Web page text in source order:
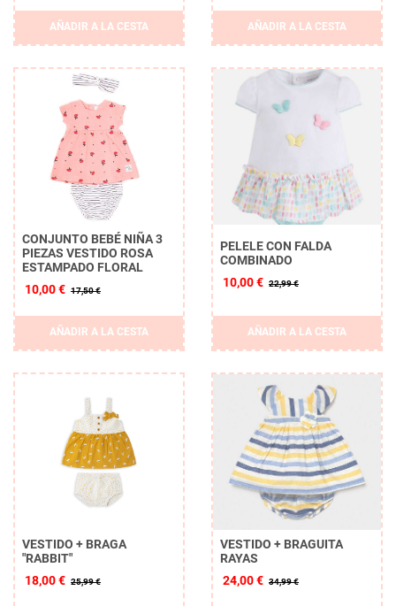
AÑADIR A LA CESTA AÑADIR A LA CESTA
CONJUNTO BEBÉ NIÑA 3
PIEZAS VESTIDO ROSA
ESTAMPADO FLORAL
10,00 € 17,50 €
AÑADIR A LA CESTA
PELELE CON FALDA
COMBINADO
10,00 € 22,99 €
AÑADIR A LA CESTA
VESTIDO + BRAGA
"RABBIT"
18,00 € 25,99 €
VESTIDO + BRAGUITA
RAYAS
24,00 € 34,99 €